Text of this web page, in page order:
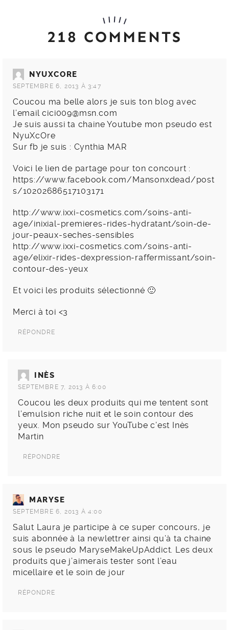
218 COMMENTS
NYUXCORE
SEPTEMBRE 6, 2013 À 3:47
Coucou ma belle alors je suis ton blog avec
l’emailcici009@msn.com
Je suis aussi ta chaine Youtube mon pseudo est
NyuXcOre
Sur fb je suis : Cynthia MAR
Voici le lien de partage pour ton concourt :
https://www.facebook.com/Mansonxdead/post
s/10202686517103171
http://www.ixxi-cosmetics.com/soins-anti-
age/inixial-premieres-rides-hydratant/soin-de-
jour-peaux-seches-sensibles
http://www.ixxi-cosmetics.com/soins-anti-
age/elixir-rides-dexpression-raffermissant/soin-
contour-des-yeux
Et voici les produits sélectionné 🙂
Merci à toi <3
RÉPONDRE
INÈS
SEPTEMBRE 7, 2013 À 6:00
Coucou les deux produits qui me tentent sont
l’emulsion riche nuit et le soin contour des
yeux. Mon pseudo sur YouTube c’est Inès
Martin
RÉPONDRE
MARYSE
SEPTEMBRE 6, 2013 À 4:00
Salut Laura je participe à ce super concours, je
suis abonnée à la newlettrer ainsi qu’à ta chaine
sous le pseudo MaryseMakeUpAddict. Les deux
produits que j’aimerais tester sont l’eau
micellaire et le soin de jour
RÉPONDRE